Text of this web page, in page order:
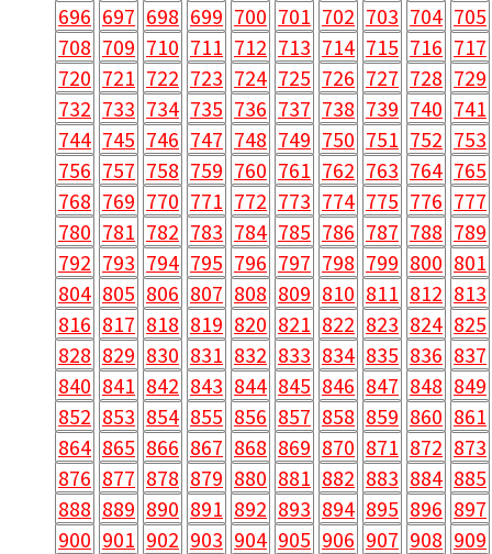
696 697 698 699 700 701 702 703 704 705
708 709 710 711 712 713 714 715 716 717
720 721 722 723 724 725 726 727 728 729
732 733 734 735 736 737 738 739 740 741
744 745 746 747 748 749 750 751 752 753
756 757 758 759 760 761 762 763 764 765
768 769 770 771 772 773 774 775 776 777
780 781 782 783 784 785 786 787 788 789
792 793 794 795 796 797 798 799 800 801
804 805 806 807 808 809 810 811 812 813
816 817 818 819 820 821 822 823 824 825
828 829 830 831 832 833 834 835 836 837
840 841 842 843 844 845 846 847 848 849
852 853 854 855 856 857 858 859 860 861
864 865 866 867 868 869 870 871 872 873
876 877 878 879 880 881 882 883 884 885
888 889 890 891 892 893 894 895 896 897
900 901 902 903 904 905 906 907 908 909